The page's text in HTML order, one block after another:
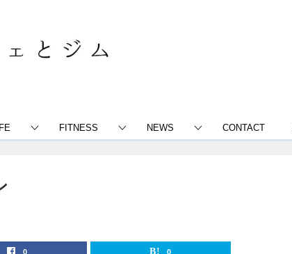
FITNESS NEWS CONTACT
0 0